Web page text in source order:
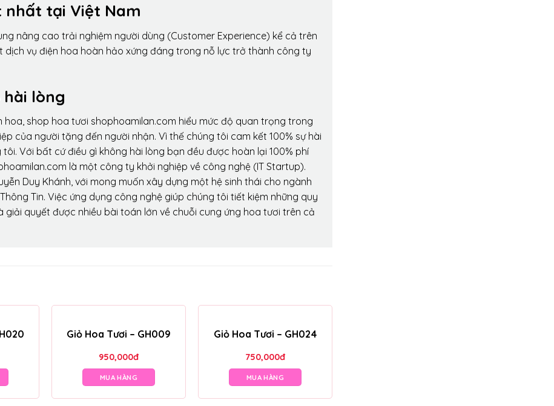
tại Việt Nam
nâng cao trải nghiệm người dùng (Customer Experience) kể cả trên
vụ điện hoa hoàn hảo xứng đáng trong nỗ lực trở thành công ty
hài lòng
hoa, shop hoa tươi shophoamilan.com hiểu mức độ quan trọng trong
của người tặng đến người nhận. Vì thế chúng tôi cam kết 100% sự hài
Với bất cứ điều gì không hài lòng bạn đều được hoàn lại 100% phí
là một công ty khởi nghiệp về công nghệ (IT Startup).
Duy Khánh, với mong muốn xây dựng một hệ sinh thái cho ngành
Tin. Việc ứng dụng công nghệ giúp chúng tôi tiết kiệm những quy
quyết được nhiều bài toán lớn về chuỗi cung ứng hoa tươi trên cả
Giỏ Hoa Tươi – GH009
950,000đ
MUA HÀNG
Giỏ Hoa Tươi – GH024
750,000đ
MUA HÀNG